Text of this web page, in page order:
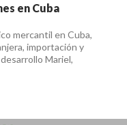
en Cuba
mercantil en Cuba,
importación y
Mariel,